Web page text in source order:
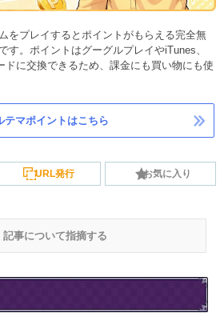
をプレイするとポイントがもらえる完全無
す。ポイントはグーグルプレイやiTunes、
ドに交換できるため、課金にも買い物にも使
テマポイントはこちら
URL発行 お気に入り
記事について指摘する